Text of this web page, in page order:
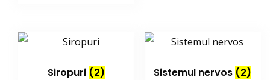
Siropuri (2) Sistemul nervos (2)